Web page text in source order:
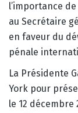
l’importance
au Secrétaire
en faveur du
pénale
La Présidente
York pour
le 12